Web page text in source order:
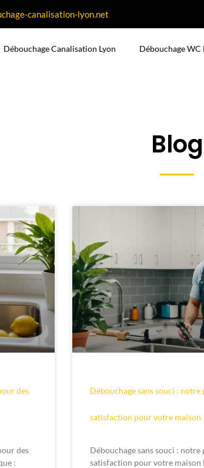
canalisation-lyon.net
Débouchage Canalisation Lyon Débouchage WC
Blog
des
des
:
Débouchage sans souci : notre
satisfaction pour votre maison
Débouchage sans souci : notre
satisfaction pour votre maison